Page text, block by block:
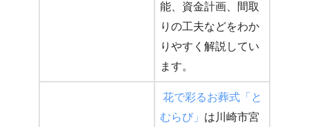
能、資金計画、間取
りの工夫などをわか
りやすく解説してい
ます。
花で彩るお葬式「と
むらび」 は川崎市宮